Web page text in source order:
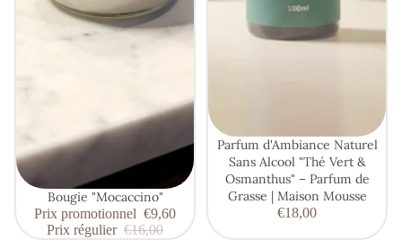
Promotion
Bougie "Mocaccino"
Prix promotionnel €9,60
Prix régulier €16,00
Parfum d'Ambiance Naturel
Sans Alcool "Thé Vert &
Osmanthus" – Parfum de
Grasse | Maison Mousse
€18,00